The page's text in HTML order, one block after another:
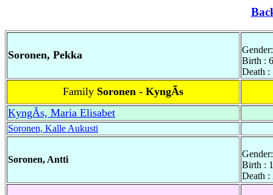
Soronen, Pekka
Birth :
Death :
Family Soronen - KyngÃs
KyngÃs, Maria Elisabet
Soronen, Kalle Aukusti
Soronen, Antti
Birth :
Death :